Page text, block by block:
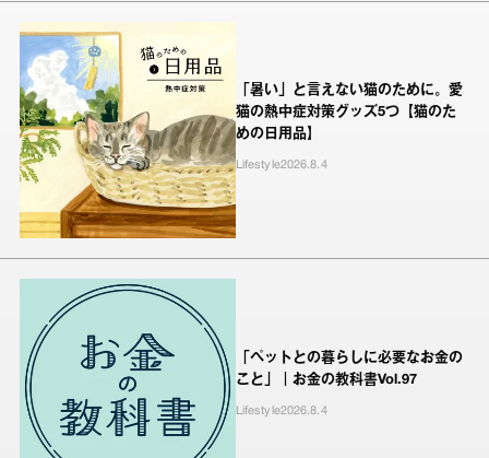
「暑い」と言えない猫のために。愛
猫の熱中症対策グッズ5つ【猫のた
めの日用品】
Lifestyle2026.8.4
「ペットとの暮らしに必要なお金の
こと」｜お金の教科書Vol.97
Lifestyle2026.8.4